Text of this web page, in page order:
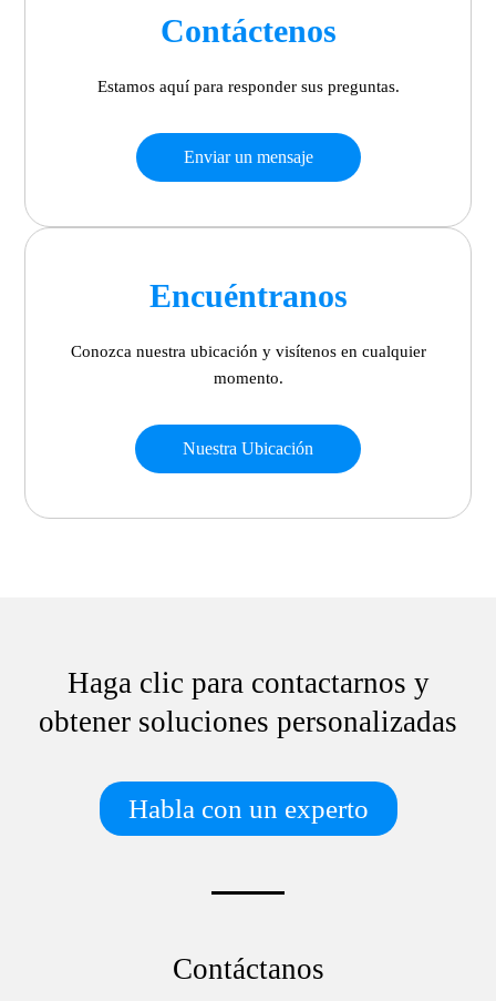
Contáctenos
Estamos aquí para responder sus preguntas.
Enviar un mensaje
Encuéntranos
Conozca nuestra ubicación y visítenos en cualquier
momento.
Nuestra Ubicación
Haga clic para contactarnos y
obtener soluciones personalizadas
Habla con un experto
Contáctanos